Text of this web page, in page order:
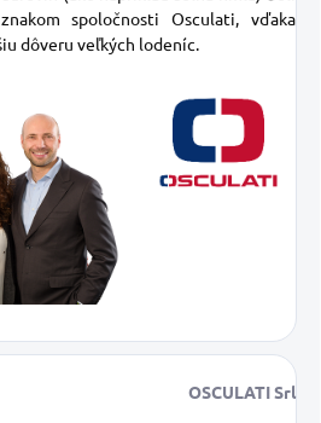
spoločnosti Osculati, vďaka
dôveru veľkých lodeníc.
OSCULATI Srl